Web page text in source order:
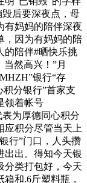
后要深夜点，母
有妈妈的陪伴深夜
，因为有妈妈的陪
的陪伴#晒快乐挑
然高兴！”月
银行“存
分银行”首家支
领着帐号
为厚德同心积分
积分尽管当天上
行”门口，人头攒
出出。得知今天银
分类打包好，今天
和.6斤塑料瓶，